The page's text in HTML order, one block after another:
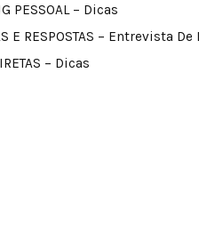
PESSOAL – Dicas
E RESPOSTAS – Entrevista
– Dicas